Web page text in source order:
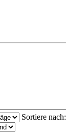
Sortiere nach: